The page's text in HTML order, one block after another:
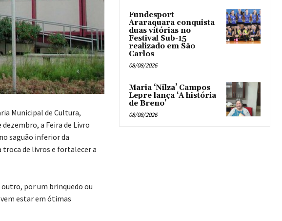
Municipal de Cultura,
dezembro, a Feira de Livro
saguão inferior da
de livros e fortalecer a
por um brinquedo ou
estar em ótimas
Fundesport
Araraquara conquista
duas vitórias no
Festival Sub-15
realizado em São
Carlos
08/08/2026
Maria ‘Nilza’ Campos
Lepre lança ‘A história
de Breno’
08/08/2026